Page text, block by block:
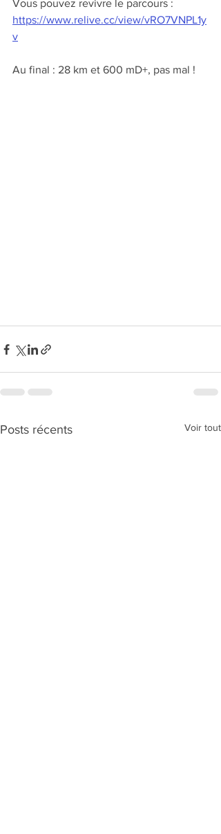
Vous pouvez revivre le parcours :
https://www.relive.cc/view/vRO7VNPL1y
v
Au final : 28 km et 600 mD+, pas mal !
Posts récents Voir tout